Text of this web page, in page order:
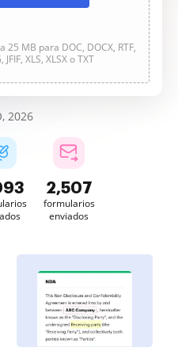
MB para DOC, DOCX, RTF,
JFIF, XLS, XLSX o TXT
2026
2,507
formularios
enviados